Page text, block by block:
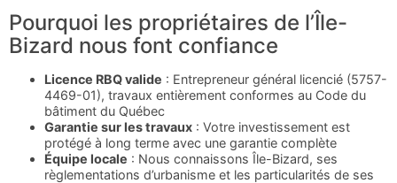
Pourquoi les propriétaires de l’Île-
Bizard nous font confiance
Licence RBQ valide : Entrepreneur général licencié (5757-
4469-01), travaux entièrement conformes au Code du
bâtiment du Québec
Garantie sur les travaux : Votre investissement est
protégé à long terme avec une garantie complète
Équipe locale : Nous connaissons Île-Bizard, ses
règlementations d’urbanisme et les particularités de ses